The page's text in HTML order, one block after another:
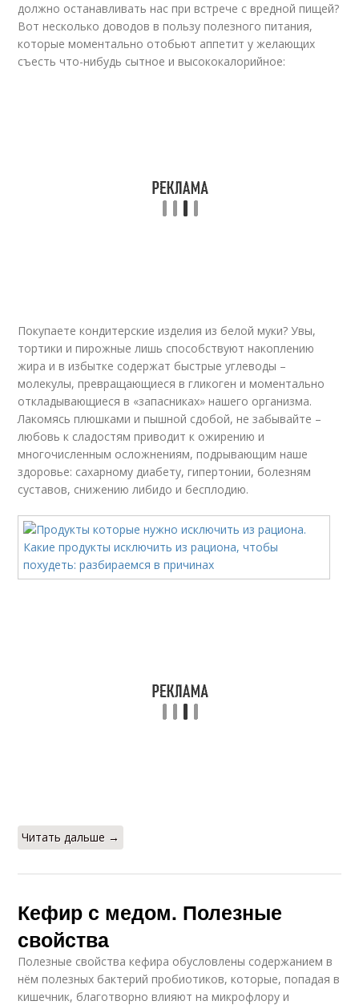
Гарниры для
похудения
Салат для похудения
Похудения без диеты
Тыквы при похудении
Минтай для
похудения
Блюда из минтая
должно останавливать нас при встрече с вредной пищей?
Вот несколько доводов в пользу полезного питания,
которые моментально отобьют аппетит у желающих
съесть что-нибудь сытное и высококалорийное:
Покупаете кондитерские изделия из белой муки? Увы,
тортики и пирожные лишь способствуют накоплению
жира и в избытке содержат быстрые углеводы –
молекулы, превращающиеся в гликоген и моментально
откладывающиеся в «запасниках» нашего организма.
Лакомясь плюшками и пышной сдобой, не забывайте –
любовь к сладостям приводит к ожирению и
многочисленным осложнениям, подрывающим наше
здоровье: сахарному диабету, гипертонии, болезням
суставов, снижению либидо и бесплодию.
Читать дальше →
Кефир с медом. Полезные
свойства
Полезные свойства кефира обусловлены содержанием в
нём полезных бактерий пробиотиков, которые, попадая в
кишечник, благотворно влияют на микрофлору и